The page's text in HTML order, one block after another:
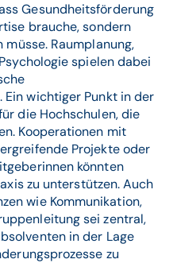
Gesundheitsförderung
brauche, sondern
Raumplanung,
spielen dabei
wichtiger Punkt in der
die Hochschulen, die
Kooperationen mit
Projekte oder
könnten
zu unterstützen. Auch
wie Kommunikation,
sei zentral,
in der Lage
zu